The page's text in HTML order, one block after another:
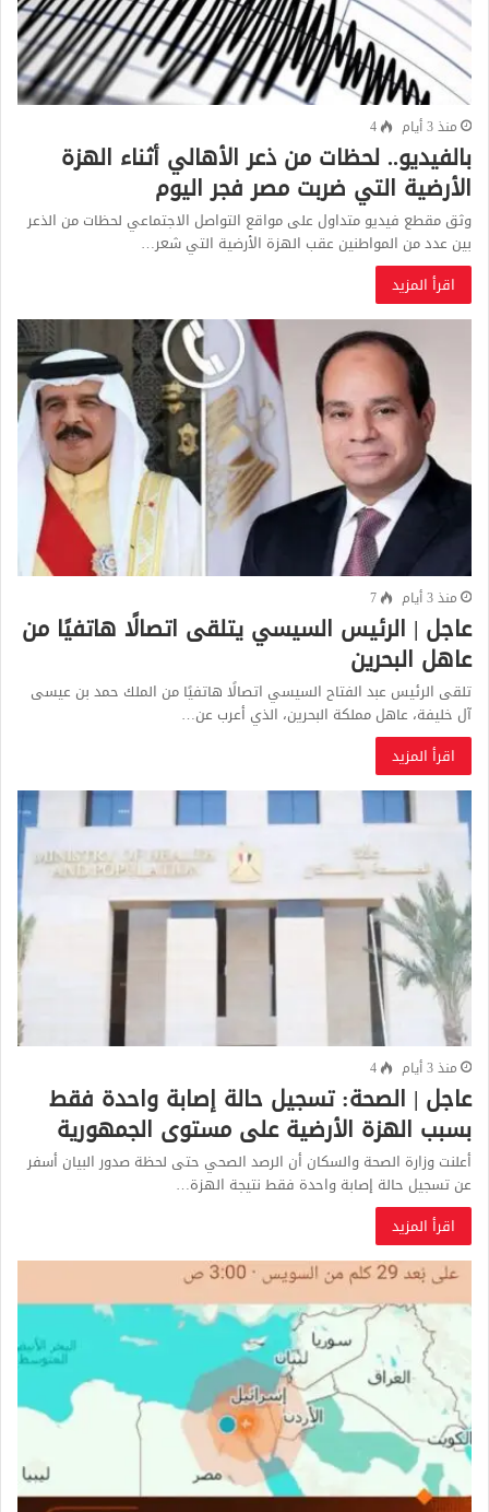
منذ 3 أيام 4
بالفيديو.. لحظات من ذعر الأهالي أثناء الهزة
الأرضية التي ضربت مصر فجر اليوم
وثق مقطع فيديو متداول على مواقع التواصل الاجتماعي لحظات من الذعر
بين عدد من المواطنين عقب الهزة الأرضية التي شعر…
اقرأ المزيد
منذ 3 أيام 7
عاجل | الرئيس السيسي يتلقى اتصالًا هاتفيًا من
عاهل البحرين
تلقى الرئيس عبد الفتاح السيسي اتصالًا هاتفيًا من الملك حمد بن عيسى
آل خليفة، عاهل مملكة البحرين، الذي أعرب عن…
اقرأ المزيد
منذ 3 أيام 4
عاجل | الصحة: تسجيل حالة إصابة واحدة فقط
بسبب الهزة الأرضية على مستوى الجمهورية
أعلنت وزارة الصحة والسكان أن الرصد الصحي حتى لحظة صدور البيان أسفر
عن تسجيل حالة إصابة واحدة فقط نتيجة الهزة…
اقرأ المزيد